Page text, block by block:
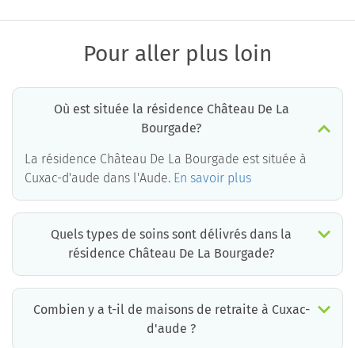
Pour aller plus loin
Où est située la résidence Château De La
Bourgade?
La résidence Château De La Bourgade est située à
Cuxac-d'aude dans l'Aude. En savoir plus
Quels types de soins sont délivrés dans la
résidence Château De La Bourgade?
Combien y a t-il de maisons de retraite à Cuxac-
d'aude ?